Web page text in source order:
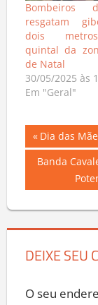
Bombeiros
resgatam
dois
quintal da
de Natal
30/05/2025 às
Em "Geral"
de
Post
Previous
Post:
Dia das
Next
Banda
DEIXE SEU
O seu